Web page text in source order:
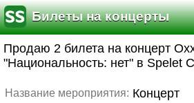
Билеты на концерты
Продаю 2 билета на концерт
"Национальность: нет" в Spelet
Название мероприятия: Концерт